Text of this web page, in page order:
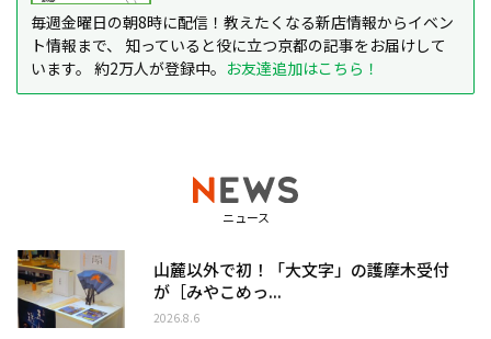
毎週金曜日の朝8時に配信！教えたくなる新店情報からイベン
ト情報まで、 知っていると役に立つ京都の記事をお届けして
います。 約2万人が登録中。 お友達追加はこちら！
ニュース
山麓以外で初！「大文字」の護摩木受付
が［みやこめっ...
2026.8.6